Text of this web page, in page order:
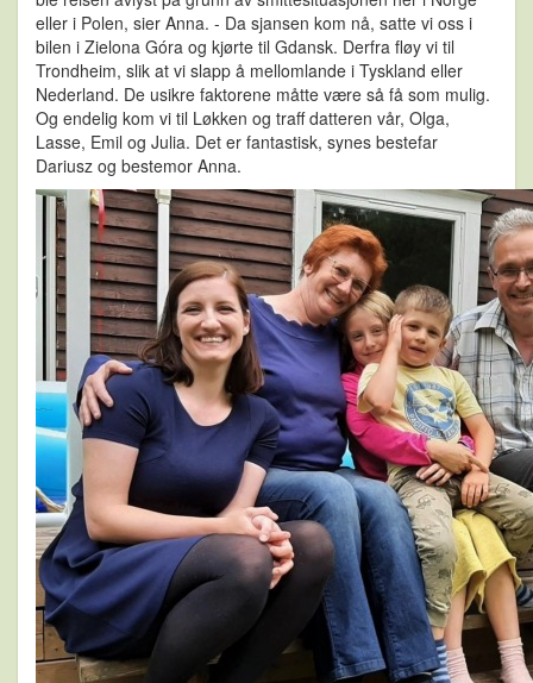
eller i Polen, sier Anna. - Da sjansen kom nå, satte vi oss i
bilen i Zielona Góra og kjørte til Gdansk. Derfra fløy vi til
Trondheim, slik at vi slapp å mellomlande i Tyskland eller
Nederland. De usikre faktorene måtte være så få som mulig.
Og endelig kom vi til Løkken og traff datteren vår, Olga,
Lasse, Emil og Julia. Det er fantastisk, synes bestefar
Dariusz og bestemor Anna.